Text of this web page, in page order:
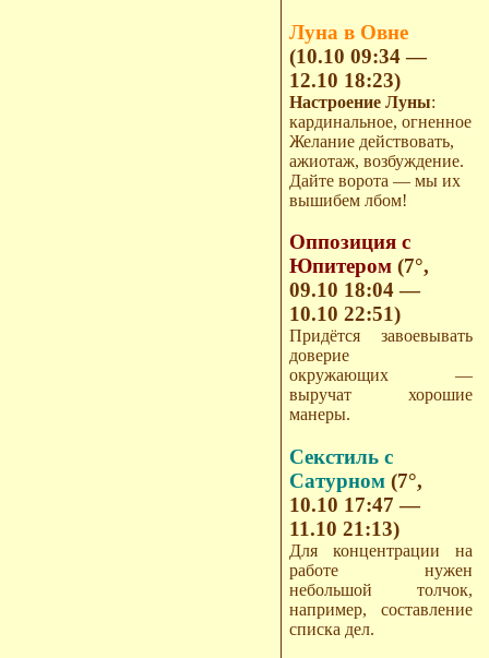
Луна в Овне
(10.10 09:34 —
12.10 18:23)
Настроение Луны:
кардинальное, огненное
Желание действовать,
ажиотаж, возбуждение.
Дайте ворота — мы их
вышибем лбом!
Оппозиция с
Юпитером(7°,
09.10 18:04 —
10.10 22:51)
Придётся завоевывать
доверие
окружающих —
выручат хорошие
манеры.
Секстиль с
Сатурном(7°,
10.10 17:47 —
11.10 21:13)
Для концентрации на
работе нужен
небольшой толчок,
например, составление
списка дел.